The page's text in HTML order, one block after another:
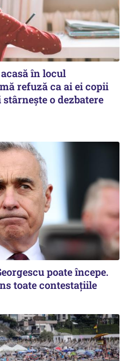
în locul
refuză ca ai ei copii
o dezbatere
poate începe.
toate contestațiile